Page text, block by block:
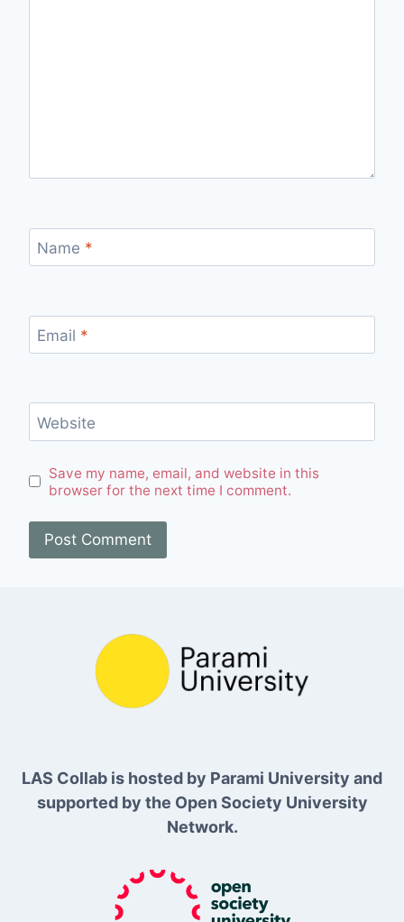
Name *
Email *
Website
Save my name, email, and website in this
browser for the next time I comment.
LAS Collab is hosted by Parami University and
supported by the Open Society University
Network.